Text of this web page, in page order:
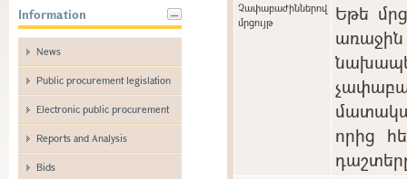
Information
News
Public procurement legislation
Electronic public procurement
Reports and Analysis
Bids
Չափաբաժիններով
մրցույթ
Եթե
առաջին
որից